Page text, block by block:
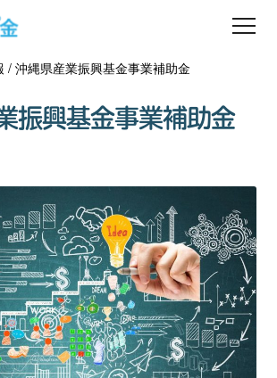
会員登録
/ 沖縄県産業振興基金事業補助金
振興基金事業補助金